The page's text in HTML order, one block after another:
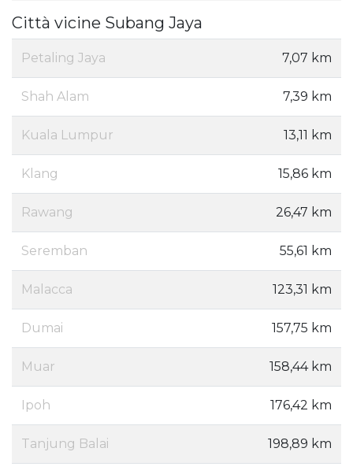
Città vicine Subang Jaya
Petaling Jaya 7,07 km
Shah Alam 7,39 km
Kuala Lumpur 13,11 km
Klang 15,86 km
Rawang 26,47 km
Seremban 55,61 km
Malacca 123,31 km
Dumai 157,75 km
Muar 158,44 km
Ipoh 176,42 km
Tanjung Balai 198,89 km